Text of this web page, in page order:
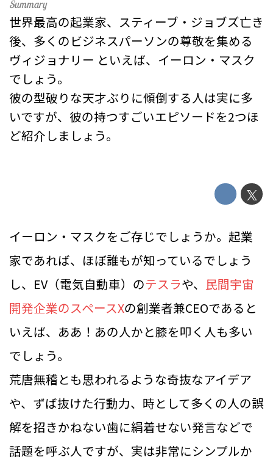
世界最高の起業家、スティーブ・ジョブズ亡き
後、多くのビジネスパーソンの尊敬を集める
ヴィジョナリー といえば、イーロン・マスク
でしょう。
彼の型破りな天才ぶりに傾倒する人は実に多
いですが、彼の持つすごいエピソードを2つほ
ど紹介しましょう。
イーロン・マスクをご存じでしょうか。起業
家であれば、ほぼ誰もが知っているでしょう
し、EV（電気自動車）のテスラや、 民間宇宙
開発企業のスペースXの創業者兼CEOであると
いえば、ああ！あの人かと膝を叩く人も多い
でしょう。
荒唐無稽とも思われるような奇抜なアイデア
や、ずば抜けた行動力、時として多くの人の誤
解を招きかねない歯に絹着せない発言などで
話題を呼ぶ人ですが、実は非常にシンプルか